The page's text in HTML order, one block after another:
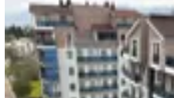
Kayalardan
Dubleks
Osmangazi, Yunuseli
4+1·198 m²· 6. Kat·
6.649.000 ₺